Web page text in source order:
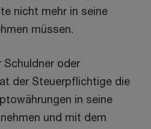
nicht mehr in seine
müssen.
Schuldner oder
der Steuerpflichtige die
in seine
und mit dem